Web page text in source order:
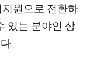
원으로 전환하
있는 분야인 상
.